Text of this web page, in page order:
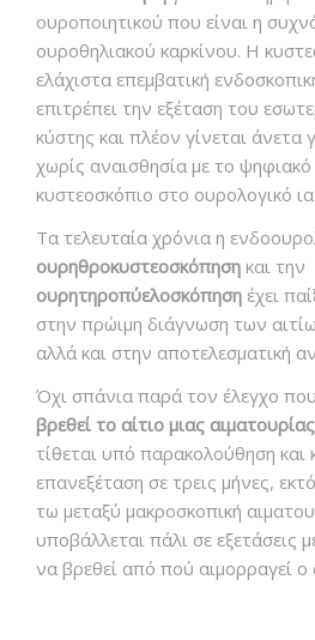
ουροποιητικού που είναι η
ουροθηλιακού καρκίνου. Η
ελάχιστα επεμβατική
επιτρέπει την εξέταση του
κύστης και πλέον γίνεται
χωρίς αναισθησία με το
κυστεοσκόπιο στο ουρολογικό
Τα τελευταία χρόνια η
ουρηθροκυστεοσκόπηση και την
ουρητηροπύελοσκόπηση έχει
στην πρώιμη διάγνωση των
αλλά και στην αποτελεσματική
Όχι σπάνια παρά τον έλεγχο
βρεθεί το αίτιο μιας αιματουρίας
τίθεται υπό παρακολούθηση και
επανεξέταση σε τρεις μήνες,
τω μεταξύ μακροσκοπική
υποβάλλεται πάλι σε εξετάσεις
να βρεθεί από πού αιμορραγεί ο